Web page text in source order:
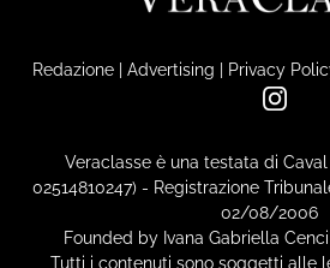
Redazione| Advertising | Privacy
Veraclasse è una testata di Caval
02514810247) - Registrazione
02/08/2006
Founded by Ivana Gabriella
Tutti i contenuti sono soggetti alle